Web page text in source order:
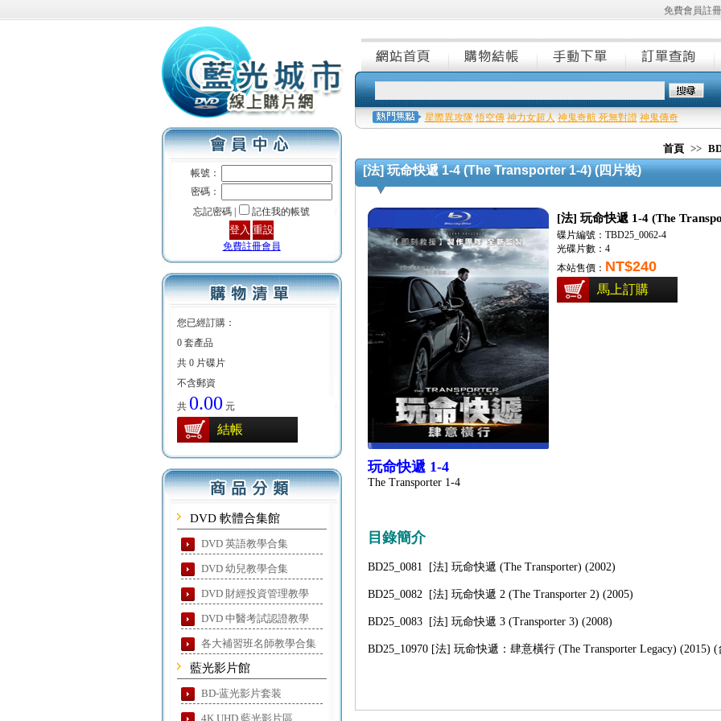
免費會員註冊
帳號：
密碼：
忘記密碼 |
記住我的帳號
免費註冊會員
您已經訂購：
0 套產品
共 0 片碟片
不含郵資
共 0.00 元
結帳
DVD 軟體合集館
DVD 英語教學合集
DVD 幼兒教學合集
DVD 財經投資管理教學
DVD 中醫考試認證教學
各大補習班名師教學合集
藍光影片館
BD-蓝光影片套装
4K UHD 藍光影片區
星際異攻隊 悟空傳 神力女超人 神鬼奇航 死無對證 神鬼傳奇
首頁 >>
[法] 玩命快遞 1-4 (The Transporter 1-4) (四片裝)
[法] 玩命快遞 1-4 (The
碟片編號：TBD25_0062-4
光碟片數：4
本站售價： NT$240
馬上訂購
玩命快遞 1-4
The Transporter 1-4
目錄簡介
BD25_0081 [法] 玩命快遞 (The Transporter) (2002)
BD25_0082 [法] 玩命快遞 2 (The Transporter 2) (2005)
BD25_0083 [法] 玩命快遞 3 (Transporter 3) (2008)
BD25_10970 [法] 玩命快遞：肆意橫行 (The Transporter Legacy) (2015) (